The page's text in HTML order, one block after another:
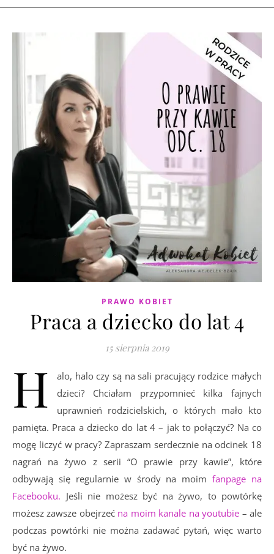
PRAWO KOBIET
Praca a dziecko do lat 4
15 sierpnia 2019
H
alo, halo czy są na sali pracujący rodzice małych
dzieci? Chciałam przypomnieć kilka fajnych
uprawnień rodzicielskich, o których mało kto
pamięta. Praca a dziecko do lat 4 – jak to połączyć? Na co
mogę liczyć w pracy? Zapraszam serdecznie na odcinek 18
nagrań na żywo z serii “O prawie przy kawie”, które
odbywają się regularnie w środy na moimfanpage na
Facebooku. Jeśli nie możesz być na żywo, to powtórkę
możesz zawsze obejrzeć na moim kanale na youtubie – ale
podczas powtórki nie można zadawać pytań, więc warto
być na żywo.